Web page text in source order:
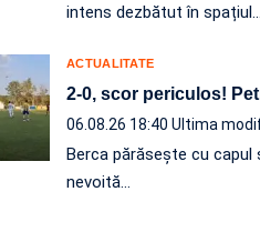
intens dezbătut în spațiul…
ACTUALITATE
2-0, scor periculos!
06.08.26 18:40 Ultima
Berca părăsește cu capul
nevoită…